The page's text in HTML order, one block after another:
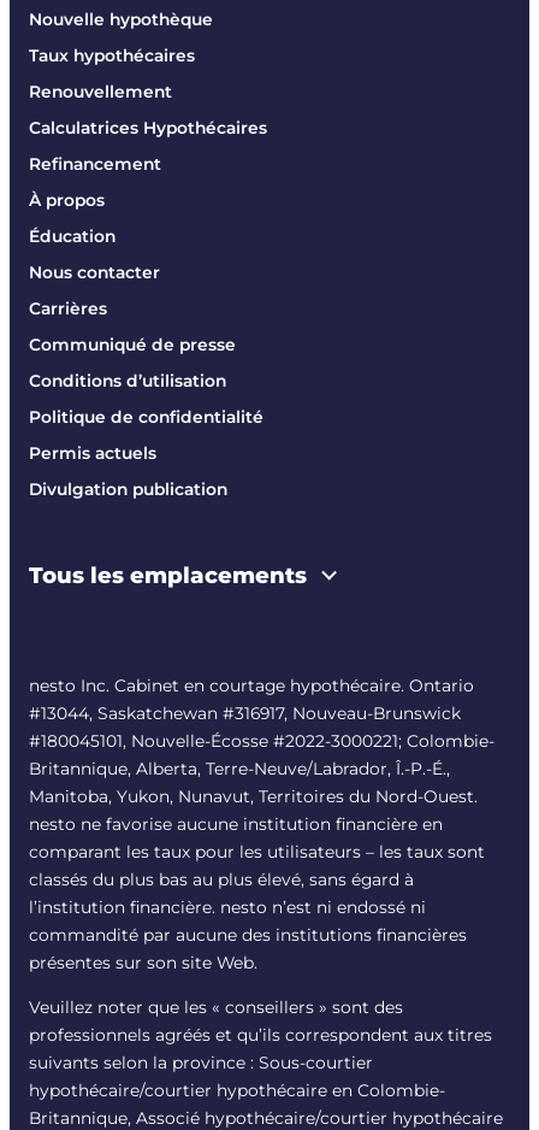
Nouvelle hypothèque
Taux hypothécaires
Renouvellement
Calculatrices Hypothécaires
Refinancement
À propos
Éducation
Nous contacter
Carrières
Communiqué de presse
Conditions d’utilisation
Politique de confidentialité
Permis actuels
Divulgation publication
Tous les emplacements
nesto Inc. Cabinet en courtage hypothécaire. Ontario
#13044, Saskatchewan #316917, Nouveau-Brunswick
#180045101, Nouvelle-Écosse #2022-3000221; Colombie-
Britannique, Alberta, Terre-Neuve/Labrador, Î.-P.-É.,
Manitoba, Yukon, Nunavut, Territoires du Nord-Ouest.
nesto ne favorise aucune institution financière en
comparant les taux pour les utilisateurs – les taux sont
classés du plus bas au plus élevé, sans égard à
l’institution financière. nesto n’est ni endossé ni
commandité par aucune des institutions financières
présentes sur son site Web.
Veuillez noter que les « conseillers » sont des
professionnels agréés et qu’ils correspondent aux titres
suivants selon la province : Sous-courtier
hypothécaire/courtier hypothécaire en Colombie-
Britannique, Associé hypothécaire/courtier hypothécaire